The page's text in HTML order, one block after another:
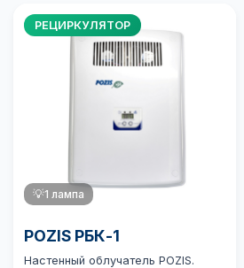
РЕЦИРКУЛЯТОР
💡1 лампа
POZIS РБК-1
Настенный облучатель POZIS.